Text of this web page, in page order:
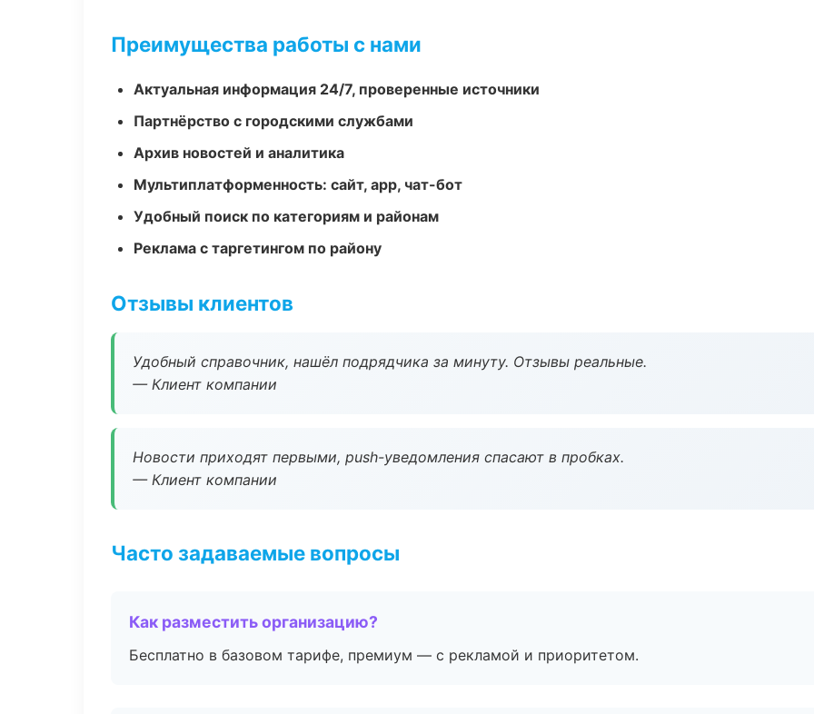
Преимущества работы с нами
Актуальная информация 24/7, проверенные источники
Партнёрство с городскими службами
Архив новостей и аналитика
Мультиплатформенность: сайт, app, чат-бот
Удобный поиск по категориям и районам
Реклама с таргетингом по району
Отзывы клиентов
Удобный справочник, нашёл подрядчика за минуту. Отзывы реальные.
— Клиент компании
Новости приходят первыми, push-уведомления спасают в пробках.
— Клиент компании
Часто задаваемые вопросы
Как разместить организацию?
Бесплатно в базовом тарифе, премиум — с рекламой и приоритетом.